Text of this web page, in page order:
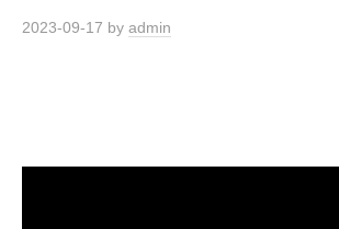
2023-09-17 by admin